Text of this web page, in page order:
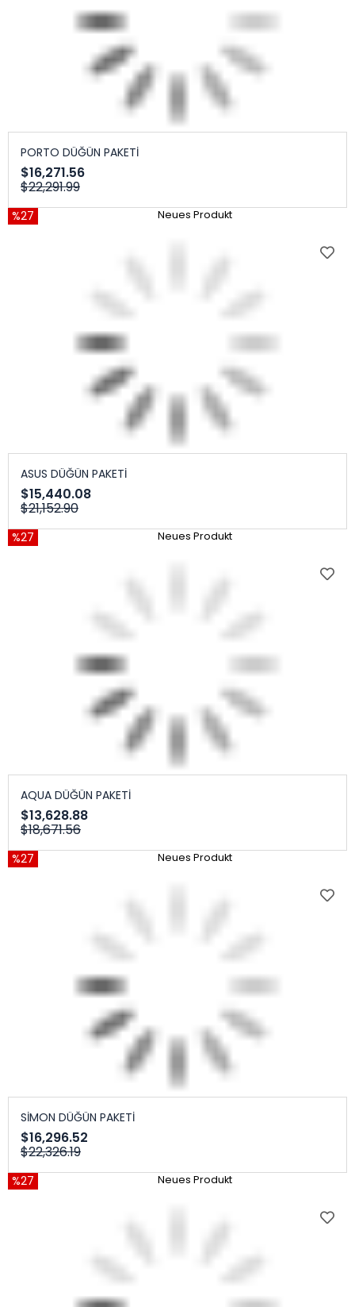
PORTO DÜĞÜN PAKETİ
$16,271.56
$22,291.99
%27 Neues Produkt
ASUS DÜĞÜN PAKETİ
$15,440.08
$21,152.90
%27 Neues Produkt
AQUA DÜĞÜN PAKETİ
$13,628.88
$18,671.56
%27 Neues Produkt
SİMON DÜĞÜN PAKETİ
$16,296.52
$22,326.19
%27 Neues Produkt